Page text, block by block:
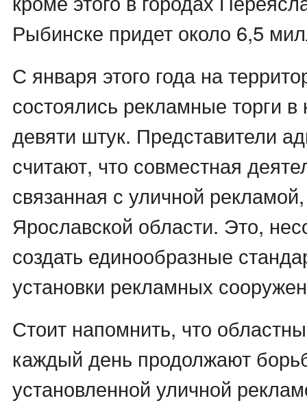
Рыбинске придет около 6,5
С января этого года на
состоялись рекламные торги в
девяти штук. Представители
считают, что совместная
связанная с уличной
Ярославской области. Это,
создать единообразные
установки рекламных
Стоит напомнить, что
каждый день продолжают
установленной уличной